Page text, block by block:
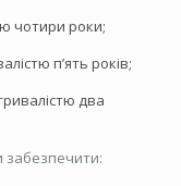
чотири роки;
п’ять років;
два
забезпечити: